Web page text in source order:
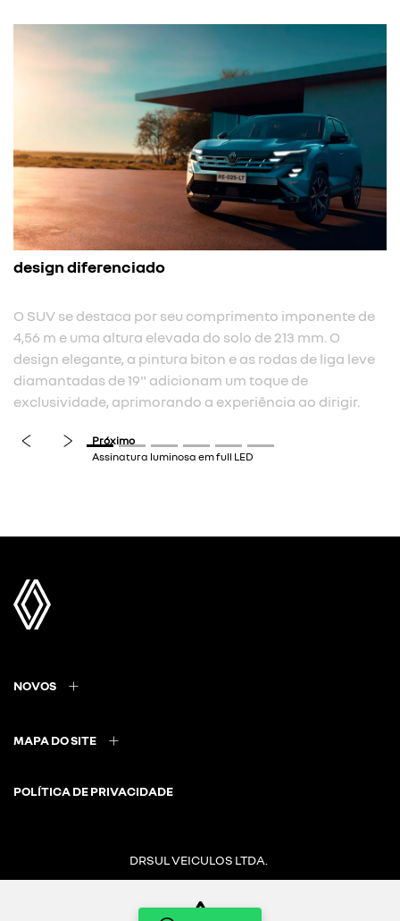
comprimento imponente de
do solo de 213 mm. O
biton e as rodas de liga leve
um toque de
a experiência ao dirigir.
assinatura luminosa
previousnext
NOVOS
MAPA DO SITE
POLÍTICA DE PRIVACIDADE
DRSUL VEICULOS LTDA.